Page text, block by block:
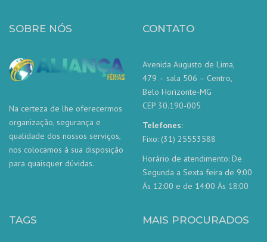
SOBRE NÓS
Na certeza de lhe oferecermos
organização, segurança e
qualidade dos nossos serviços,
nos colocamos à sua disposição
para quaisquer dúvidas.
CONTATO
Avenida Augusto de Lima,
479 – sala 506 – Centro,
Belo Horizonte-MG
CEP 30.190-005
Telefones:
Fixo: (31) 25553588
Horário de atendimento: De
Segunda a Sexta feira de 9:00
Ás 12:00 e de 14:00 Ás 18:00
TAGS MAIS PROCURADOS